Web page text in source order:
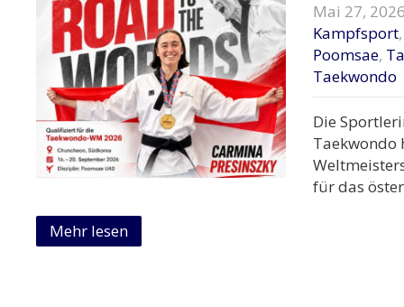
Mai 27,
Kampfsport
Poomsae,
Taekwondo
Die
Taekwondo
für das
Mehr lesen